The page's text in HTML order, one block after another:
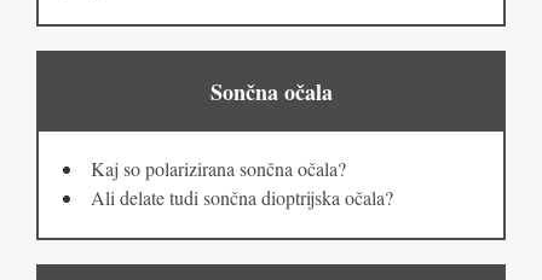
Sončna očala
Kaj so polarizirana sončna očala?
Ali delate tudi sončna dioptrijska očala?